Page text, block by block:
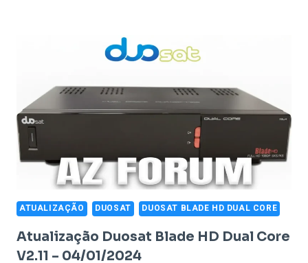
ATUALIZAÇÃO DUOSAT DUOSAT BLADE HD DUAL CORE
Atualização Duosat Blade HD Dual Core
V2.11 – 04/01/2024